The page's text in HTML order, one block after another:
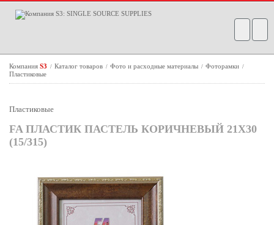
Компания S3 / Каталог товаров / Фото и расходные материалы / Фоторамки /
Пластиковые
Пластиковые
FA ПЛАСТИК ПАСТЕЛЬ КОРИЧНЕВЫЙ 21Х30
(15/315)